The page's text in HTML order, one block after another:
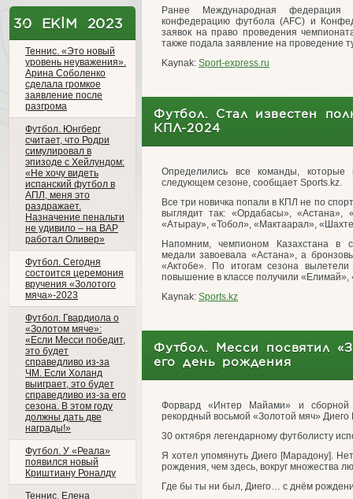
30 EKIM 2023
Теннис. «Это новый
уровень неуважения».
Арина Соболенко
сделала громкое
заявление после
разгрома
Футбол. Юнгберг
считает, что Родри
симулировал в
эпизоде с Хейлундом:
«Не хочу видеть
испанский футбол в
АПЛ, меня это
раздражает.
Назначение пенальти
не удивило – на ВАР
работал Оливер»
Футбол. Сегодня
состоится церемония
вручения «Золотого
мяча»-2023
Футбол. Гвардиола о
«Золотом мяче»:
«Если Месси победит,
это будет
справедливо из-за
ЧМ. Если Холанд
выиграет, это будет
справедливо из-за его
сезона. В этом году
должны дать две
награды!»
Футбол. У «Реала»
появился новый
Криштиану Роналду
Теннис. Елена
Ранее Международная федерация
конфедерацию футбола (AFC) и
заявок на право проведения
также подала заявление на проведение
Kaynak: Sport-express.ru
Футбол. Стал известен
КПЛ-2024
Определились все команды, которые
следующем сезоне, сообщает Sports.kz.
Все три новичка попали в КПЛ не по
выглядит так: «Ордабасы», «Астана»,
«Атырау», «Тобол», «Мактаарал»,
Напомним, чемпионом Казахстана в
медали завоевала «Астана», а
«Актобе». По итогам сезона
повышение в классе получили
Kaynak: Sports.kz
Футбол. Месси посвятил
его день рождения
Форвард «Интер Майами» и сборной
рекордный восьмой «Золотой мяч»
30 октября легендарному футболисту
Я хотел упомянуть Диего [Марадону].
рождения, чем здесь, вокруг множества
Где бы ты ни был, Диего… с днём